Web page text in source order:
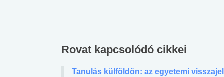
Rovat kapcsolódó cikkei
Tanulás külföldön: az egyetemi